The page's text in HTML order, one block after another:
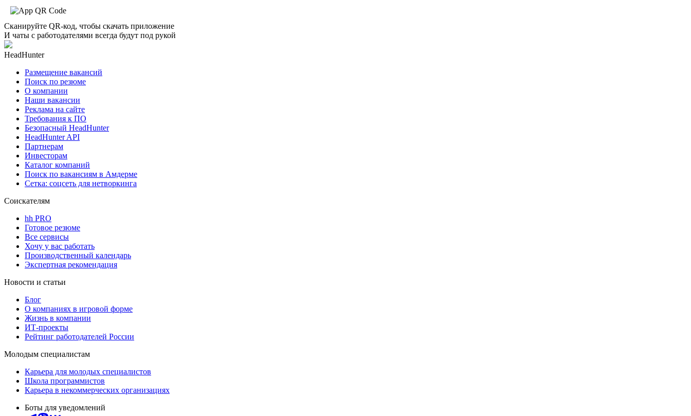
Сканируйте QR-код, чтобы скачать приложение
И чаты с работодателями всегда будут под рукой
HeadHunter
Размещение вакансий
Поиск по резюме
О компании
Наши вакансии
Реклама на сайте
Требования к ПО
Безопасный HeadHunter
HeadHunter API
Партнерам
Инвесторам
Каталог компаний
Поиск по вакансиям в Амдерме
Сетка: соцсеть для нетворкинга
Соискателям
hh PRO
Готовое резюме
Все сервисы
Хочу у вас работать
Производственный календарь
Экспертная рекомендация
Новости и статьи
Блог
О компаниях в игровой форме
Жизнь в компании
ИТ-проекты
Рейтинг работодателей России
Молодым специалистам
Карьера для молодых специалистов
Школа программистов
Карьера в некоммерческих организациях
Боты для уведомлений